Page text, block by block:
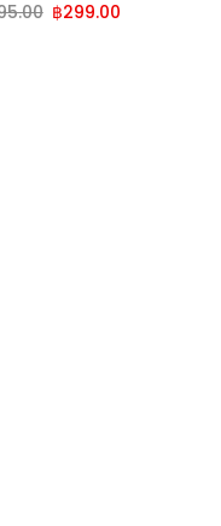
฿299.00